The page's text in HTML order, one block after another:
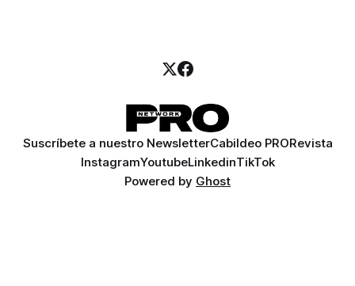
Suscríbete a nuestro NewsletterCabildeo PRORevista
InstagramYoutubeLinkedinTikTok
Powered by Ghost